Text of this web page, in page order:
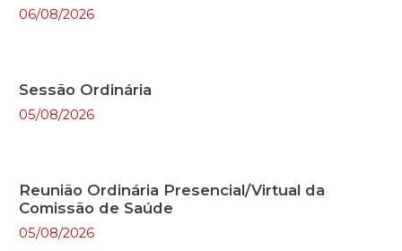
06/08/2026
Sessão Ordinária
05/08/2026
Reunião Ordinária Presencial/Virtual da
Comissão de Saúde
05/08/2026